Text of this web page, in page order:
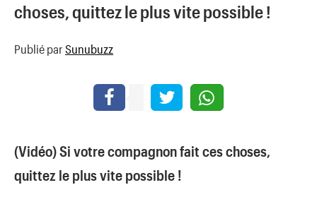
choses, quittez le plus vite possible !
Publié par Sunubuzz
(Vidéo) Si votre compagnon fait ces choses,
quittez le plus vite possible !